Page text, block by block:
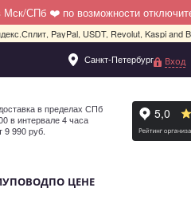
Мск/СПб ❤️ по возможности
PayPal, USDT, Revolut, Kaspi and
Санкт-Петербург
Москва
Вход
в пределах СПб
в интервале 4 часа
9 990 руб.
ПОВОДПО ЦЕНЕ